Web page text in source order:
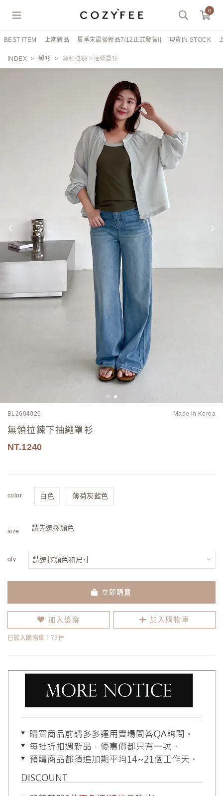
0
BEST ITEM 上期新品 夏季末最後新品7/12正式發售!! 現貨IN STOCK
INDEX 襯衫 無領拉鍊下抽繩罩衫
BL2604026 Made in Korea
無領拉鍊下抽繩罩衫
1240
color 白色 薄荷灰藍色
size 請先選擇顏色
qty
立即購買
加入追蹤 加入購物車
已放入購物車：78件